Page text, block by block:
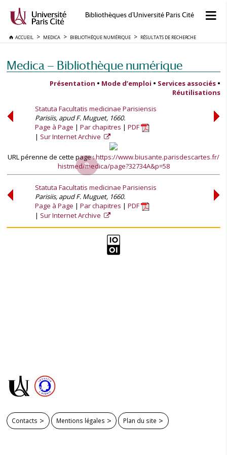
Bibliothèques d'Université Paris Cité
ACCUEIL MEDICA BIBLIOTHÈQUE NUMÉRIQUE RÉSULTATS DE RECHERCHE
Medica — Bibliothèque numérique
Présentation • Mode d’emploi • Services associés •
Réutilisations
Statuta Facultatis medicinae Parisiensis
Parisiis, apud F. Muguet, 1660.
Page à Page
Par chapitres
PDF
Sur Internet Archive
URL pérenne de cette page :https://www.biusante.parisdescartes.fr/
histmed/medica/page?32734A&p=58
Statuta Facultatis medicinae Parisiensis
Parisiis, apud F. Muguet, 1660.
Page à Page
Par chapitres
PDF
Sur Internet Archive
Contacts Mentions légales Plan du site